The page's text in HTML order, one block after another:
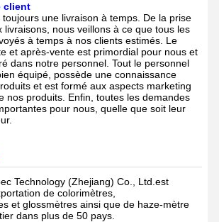
client
une livraison à temps. De la prise
livraisons, nous veillons à ce que tous les
à temps à nos clients estimés. Le
et après-vente est primordial pour nous et
dans notre personnel. Tout le personnel
équipé, possède une connaissance
et est formé aux aspects marketing
nos produits. Enfin, toutes les demandes
pour nous, quelle que soit leur
Technology (Zhejiang) Co., Ltd. est
de colorimètres,
et glossmètres ainsi que de haze-mètre
dans plus de 50 pays.